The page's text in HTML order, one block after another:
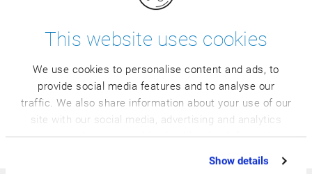
This website uses cookies
We use cookies to personalise content and ads, to
provide social media features and to analyse our
traffic. We also share information about your use of our
site with our social media, advertising and analytics
partners who may combine it with other information
that you’ve provided to them or that they’ve collected
Show details
industriellen Bildverarbeitung. Die Anwendungsgebiete für
Lebensmittelunternehmen sind sehr vielfältig. Mit Hilfe
von künstlicher Intelligenz kann der CSB Eydentifier zum
Beispiel die Qualität von Rohstoffen am Wareneingang
oder Teilstücke am Zerlegeausgang automatisch
identifizieren und überprüfen. Das konstante Messniveau
sorgt dabei für zuverlässige Prüfergebnisse und reduziert
gleichzeitig den Aufwand für die Betriebe.